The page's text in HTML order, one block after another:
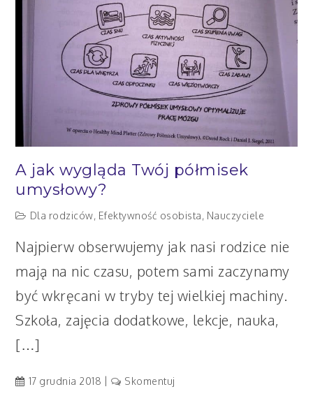
A jak wygląda Twój półmisek
umysłowy?
Dla rodziców, Efektywność osobista, Nauczyciele
Najpierw obserwujemy jak nasi rodzice nie
mają na nic czasu, potem sami zaczynamy
być wkręcani w tryby tej wielkiej machiny.
Szkoła, zajęcia dodatkowe, lekcje, nauka,
[…]
17 grudnia 2018 Skomentuj